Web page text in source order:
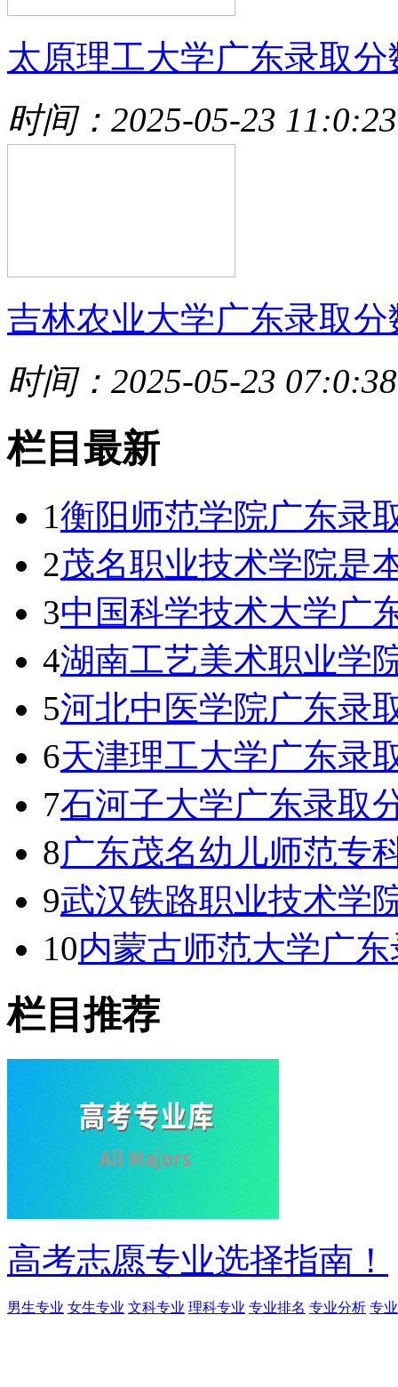
太原理工大学广东录取分
时间：2025-05-23 11:0:23
吉林农业大学广东录取分
时间：2025-05-23 07:0:38
栏目最新
1衡阳师范学院广东录
2茂名职业技术学院是
3中国科学技术大学广
4湖南工艺美术职业学
5河北中医学院广东录
6天津理工大学广东录
7石河子大学广东录取
8广东茂名幼儿师范专
9武汉铁路职业技术学
10内蒙古师范大学广
栏目推荐
高考志愿专业选择指南！
男生专业 女生专业 文科专业 理科专业 专业排名 专业分析 专